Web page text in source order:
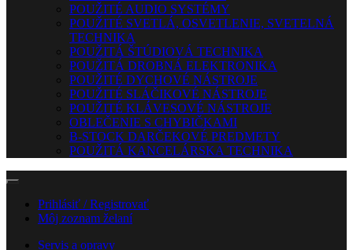
POUŽITÉ AUDIO SYSTÉMY
POUŽITÉ SVETLÁ, OSVETLENIE, SVETELNÁ
TECHNIKA
POUŽITÁ ŠTÚDIOVÁ TECHNIKA
POUŽITÁ DROBNÁ ELEKTRONIKA
POUŽITÉ DYCHOVÉ NÁSTROJE
POUŽITÉ SLÁČIKOVÉ NÁSTROJE
POUŽITÉ KLÁVESOVÉ NÁSTROJE
OBLEČENIE S CHYBIČKAMI
B-STOCK DARČEKOVÉ PREDMETY
POUŽITÁ KANCELÁRSKA TECHNIKA
Prihlásiť / Registrovať
Môj zoznam želaní
Servis a opravy